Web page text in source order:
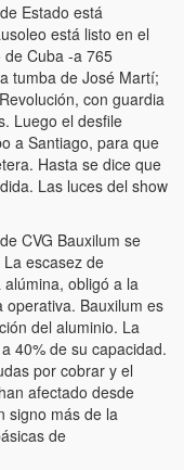
Estado está
está listo en el
de Cuba -a 765
tumba de José Martí;
con guardia
Luego el desfile
a Santiago, para que
Hasta se dice que
Las luces del show
CVG Bauxilum se
escasez de
obligó a la
operativa. Bauxilum es
del aluminio. La
40% de su capacidad.
por cobrar y el
afectado desde
signo más de la
de